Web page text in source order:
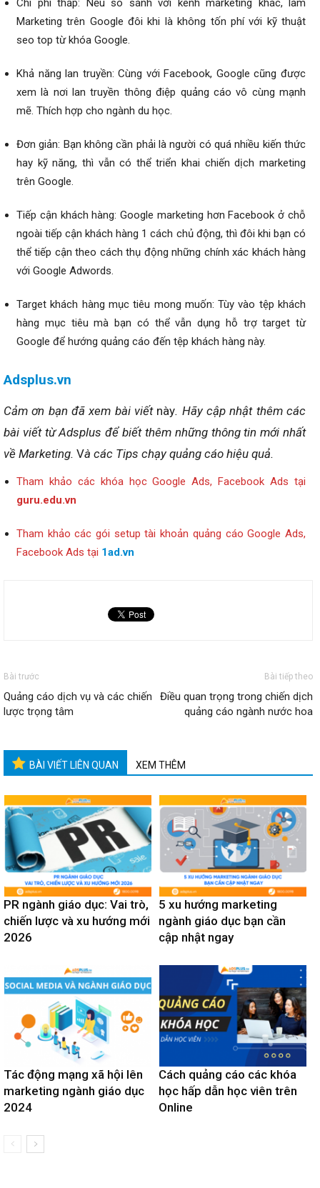
Chi phí thấp: Nếu so sánh với kênh marketing khác, làm
Marketing trên Google đôi khi là không tốn phí với kỹ thuật
seo top từ khóa Google.
Khả năng lan truyền: Cùng với Facebook, Google cũng được
xem là nơi lan truyền thông điệp quảng cáo vô cùng mạnh
mẽ. Thích hợp cho ngành du học.
Đơn giản: Bạn không cần phải là người có quá nhiều kiến thức
hay kỹ năng, thì vẫn có thể triển khai chiến dịch marketing
trên Google.
Tiếp cận khách hàng: Google marketing hơn Facebook ở chỗ
ngoài tiếp cận khách hàng 1 cách chủ động, thì đôi khi bạn có
thể tiếp cận theo cách thụ động những chính xác khách hàng
với Google Adwords.
Target khách hàng mục tiêu mong muốn: Tùy vào tệp khách
hàng mục tiêu mà bạn có thể vẫn dụng hỗ trợ target từ
Google để hướng quảng cáo đến tệp khách hàng này.
Adsplus.vn
Cảm ơn bạn đã xem bài viết này. Hãy cập nhật thêm các
bài viết từ Adsplus để biết thêm những thông tin mới nhất
về Marketing. Và các Tips chạy quảng cáo hiệu quả.
Tham khảo các khóa học Google Ads, Facebook Ads tại
guru.edu.vn
Tham khảo các gói setup tài khoản quảng cáo Google Ads,
Facebook Ads tại 1ad.vn
Bài trước
Quảng cáo dịch vụ và các chiến
lược trọng tâm
Bài tiếp theo
Điều quan trọng trong chiến dịch
quảng cáo ngành nước hoa
BÀI VIẾT LIÊN QUAN XEM THÊM
PR ngành giáo dục: Vai trò,
chiến lược và xu hướng mới
2026
5 xu hướng marketing
ngành giáo dục bạn cần
cập nhật ngay
Tác động mạng xã hội lên
marketing ngành giáo dục
2024
Cách quảng cáo các khóa
học hấp dẫn học viên trên
Online